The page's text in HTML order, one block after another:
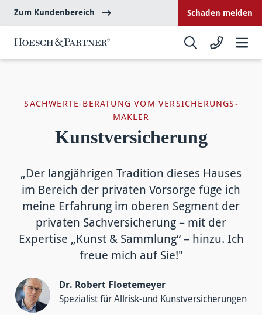
Zum Kundenbereich Schaden melden
Kunstversicherung
SACHWERTE-BERATUNG VOM VERSICHERUNGS­
MAKLER
„Der langjährigen Tradition dieses Hauses
im Bereich der privaten Vorsorge füge ich
meine Erfahrung im oberen Segment der
privaten Sachversicherung – mit der
Expertise „Kunst & Sammlung“ – hinzu. Ich
freue mich auf Sie!"
Dr. Robert Floetemeyer
Spezialist für Allrisk-und Kunstversicherungen